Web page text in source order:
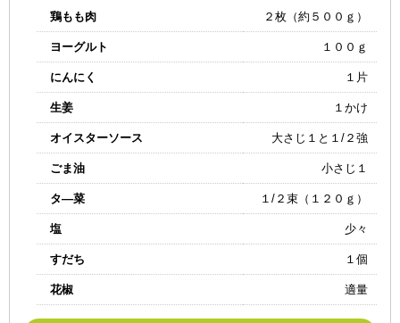
鶏もも肉 ２枚（約５００ｇ）
ヨーグルト １００ｇ
にんにく １片
生姜 １かけ
オイスターソース 大さじ１と１/２強
ごま油 小さじ１
タ―菜 １/２束（１２０ｇ）
塩 少々
すだち １個
花椒 適量